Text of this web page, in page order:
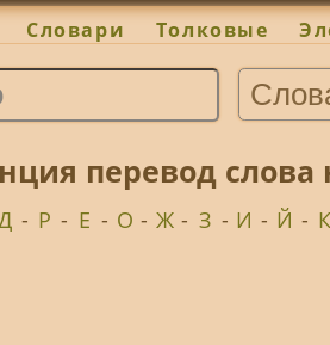
Словари Толковые
перевод
- Р - Е - О - Ж - З - И - Й - К